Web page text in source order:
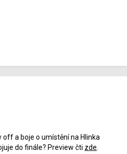
off a boje o umístění na Hlinka
do finále? Preview čti zde